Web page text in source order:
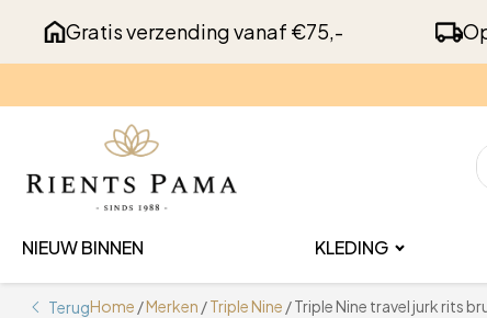
Gratis verzending vanaf €75,-
NIEUW BINNEN KLEDING
TerugHome /Merken /Triple Nine / Triple Nine travel jurk rits